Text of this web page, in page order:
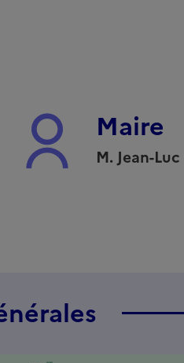
Maire
M. Jean-Luc